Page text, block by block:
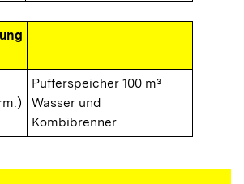
Pufferspeicher 100 m³
Wasser und
Kombibrenner